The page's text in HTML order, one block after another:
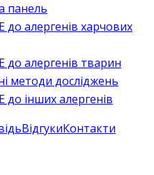
панель
до алергенів харчових
до алергенів тварин
методи досліджень
до інших алергенів
ВідгукиКонтакти